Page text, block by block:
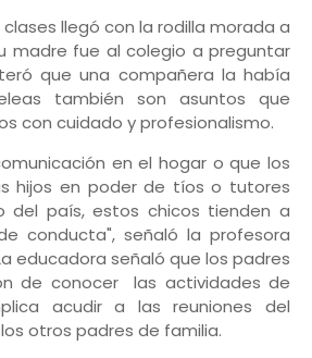
clases llegó con la rodilla morada a
madre fue al colegio a preguntar
que una compañera la había
también son asuntos que
con cuidado y profesionalismo.
en el hogar o que los
hijos en poder de tíos o tutores
del país, estos chicos tienden a
conducta", señaló la profesora
educadora señaló que los padres
de conocer las actividades de
acudir a las reuniones del
otros padres de familia.